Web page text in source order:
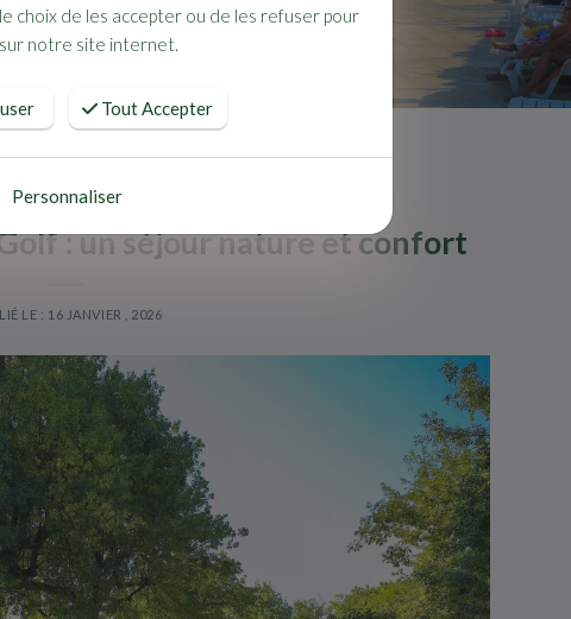
: un séjour nature et confort
LE : 16 JANVIER , 2026
choix de les accepter ou de les refuser pour
notre site internet.
Tout Accepter
Personnaliser